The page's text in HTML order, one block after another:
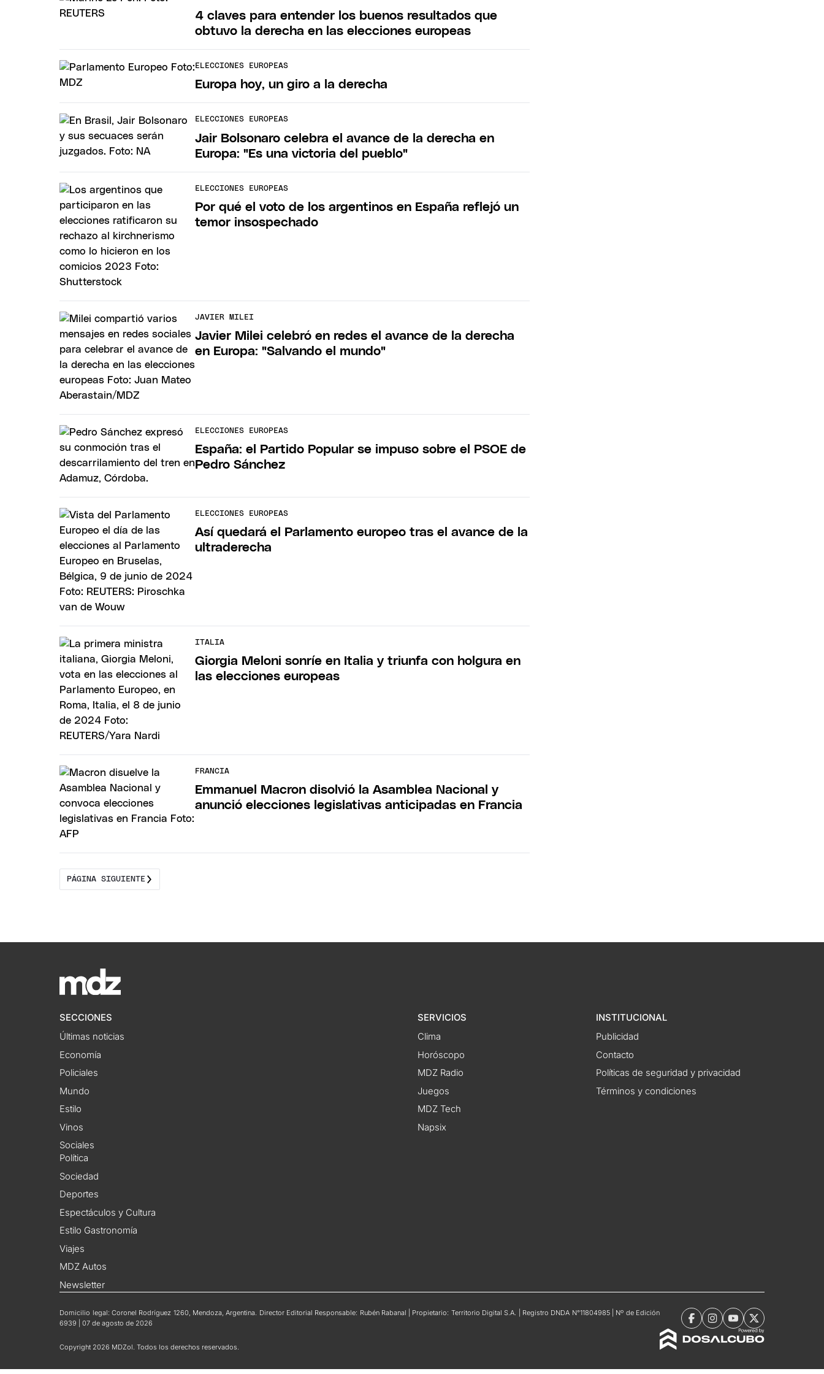
4 claves para entender los buenos resultados que
obtuvo la derecha en las elecciones europeas
ELECCIONES EUROPEAS
Europa hoy, un giro a la derecha
ELECCIONES EUROPEAS
Jair Bolsonaro celebra el avance de la derecha en
Europa: "Es una victoria del pueblo"
ELECCIONES EUROPEAS
Por qué el voto de los argentinos en España reflejó un
temor insospechado
JAVIER MILEI
Javier Milei celebró en redes el avance de la derecha
en Europa: "Salvando el mundo"
ELECCIONES EUROPEAS
España: el Partido Popular se impuso sobre el PSOE de
Pedro Sánchez
ELECCIONES EUROPEAS
Así quedará el Parlamento europeo tras el avance de la
ultraderecha
ITALIA
Giorgia Meloni sonríe en Italia y triunfa con holgura en
las elecciones europeas
FRANCIA
Emmanuel Macron disolvió la Asamblea Nacional y
anunció elecciones legislativas anticipadas en Francia
PÁGINA SIGUIENTE
SECCIONES
Últimas noticias
Economía
Policiales
Mundo
Estilo
Vinos
Sociales
Política
Sociedad
Deportes
Espectáculos y Cultura
Estilo Gastronomía
Viajes
MDZ Autos
Newsletter
SERVICIOS
Clima
Horóscopo
MDZ Radio
Juegos
MDZ Tech
Napsix
INSTITUCIONAL
Publicidad
Contacto
Políticas de seguridad y privacidad
Términos y condiciones
Domicilio legal: Coronel Rodríguez 1260, Mendoza, Argentina. Director Editorial Responsable: Rubén Rabanal | Propietario: Territorio Digital S.A. | Registro DNDA N°11804985 | Nº de Edición
6939 | 07 de agosto de 2026
Copyright 2026 MDZol. Todos los derechos reservados.